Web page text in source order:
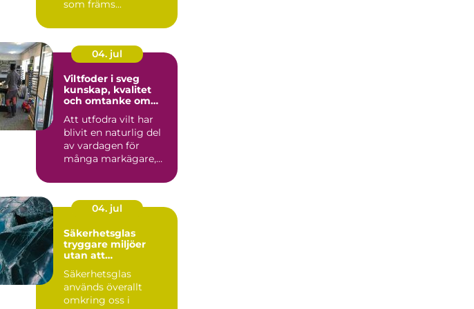
som främs...
04. jul
Viltfoder i sveg
kunskap, kvalitet
och omtanke om
Att utfodra vilt har
blivit en naturlig del
av vardagen för
många markägare,
djurintresse...
04. jul
Säkerhetsglas
tryggare miljöer
utan att
design
Säkerhetsglas
används överallt
omkring oss i